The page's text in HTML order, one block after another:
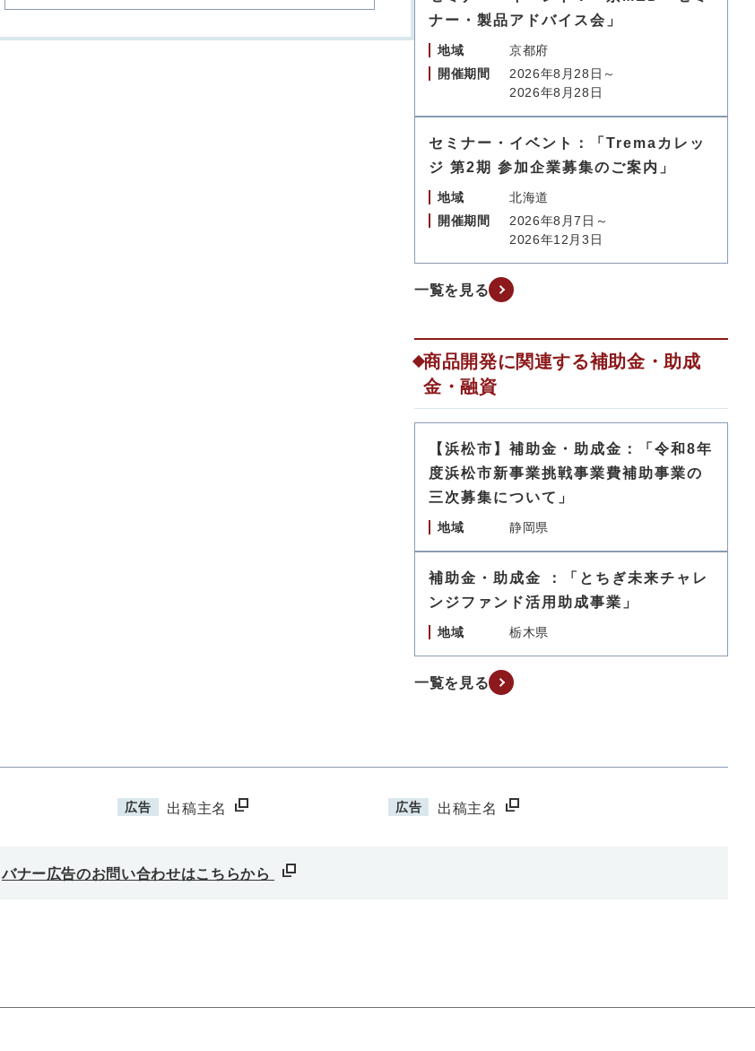
ナー・製品アドバイス会」
地域
京都府
開催期間
2026年8月28日～
2026年8月28日
セミナー・イベント：「Tremaカレッ
ジ 第2期 参加企業募集のご案内」
地域
北海道
開催期間
2026年8月7日～
2026年12月3日
一覧を見る
商品開発に関連する補助金・助成
金・融資
【浜松市】補助金・助成金：「令和8年
度浜松市新事業挑戦事業費補助事業の
三次募集について」
地域 静岡県
補助金・助成金 ：「とちぎ未来チャレ
ンジファンド活用助成事業」
地域 栃木県
一覧を見る
広告 出稿主名 広告 出稿主名
バナー広告のお問い合わせはこちらから